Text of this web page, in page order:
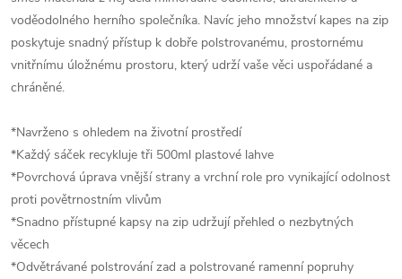
voděodolného herního společníka. Navíc jeho množství kapes na zip
poskytuje snadný přístup k dobře polstrovanému, prostornému
vnitřnímu úložnému prostoru, který udrží vaše věci uspořádané a
chráněné.
*Navrženo s ohledem na životní prostředí
*Každý sáček recykluje tři 500ml plastové lahve
*Povrchová úprava vnější strany a vrchní role pro vynikající odolnost
proti povětrnostním vlivům
*Snadno přístupné kapsy na zip udržují přehled o nezbytných
věcech
*Odvětrávané polstrování zad a polstrované ramenní popruhy